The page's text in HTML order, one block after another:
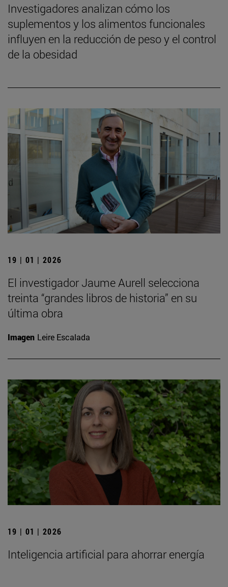
Investigadores analizan cómo los
suplementos y los alimentos funcionales
influyen en la reducción de peso y el control
de la obesidad
19 | 01 | 2026
El investigador Jaume Aurell selecciona
treinta “grandes libros de historia” en su
última obra
Imagen Leire Escalada
19 | 01 | 2026
Inteligencia artificial para ahorrar energía